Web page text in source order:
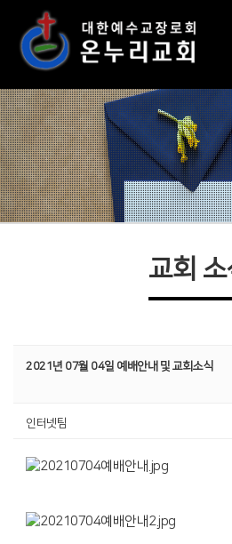
교회 소
2021년 07월 04일 예배안내 및 교회소식
인터넷팀